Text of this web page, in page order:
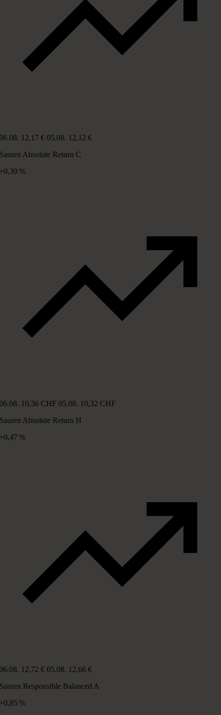
12,17 € 05.08. 12,12 €
Absolute Return C
%
10,36 CHF 05.08. 10,32 CHF
Absolute Return H
%
12,72 € 05.08. 12,66 €
Responsible Balanced A
%